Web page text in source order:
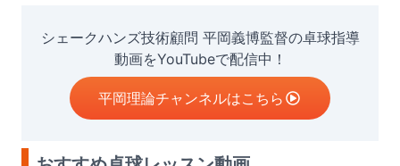
シェークハンズ技術顧問 平岡義博監督の卓球指導
動画をYouTubeで配信中！
平岡理論チャンネルはこちら